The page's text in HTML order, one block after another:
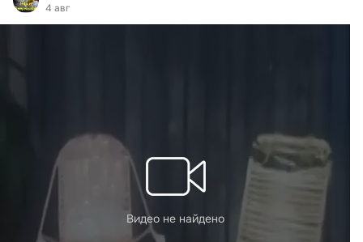
4 авг
Видео не найдено